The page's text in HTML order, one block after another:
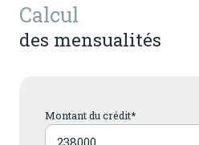
Calcul
des mensualités
Montant du crédit*